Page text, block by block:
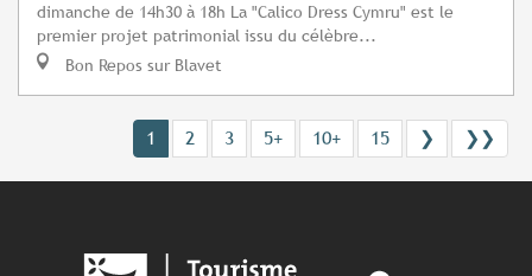
dimanche de 14h30 à 18h La "Calico Dress Cymru" est le
premier projet patrimonial issu du célèbre...
Bon Repos sur Blavet
1 2 3 5+ 10+ 15 ❯ ❯❯